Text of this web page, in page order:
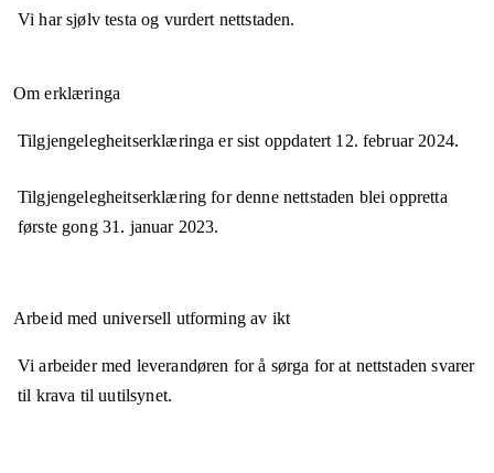
Vi har sjølv testa og vurdert nettstaden.
Om erklæringa
Tilgjengelegheitserklæringa er sist oppdatert 12. februar 2024.
Tilgjengelegheitserklæring for denne nettstaden blei oppretta
første gong 31. januar 2023.
Arbeid med universell utforming av ikt
Vi arbeider med leverandøren for å sørga for at nettstaden svarer
til krava til uutilsynet.